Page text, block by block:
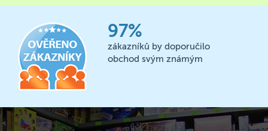
97%
zákazníků by doporučilo
obchod svým známým